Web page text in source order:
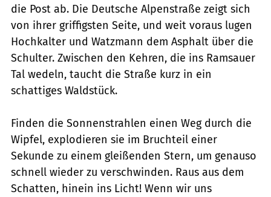
die Post ab. Die Deutsche Alpenstraße zeigt sich
von ihrer griffigsten Seite, und weit voraus lugen
Hochkalter und Watzmann dem Asphalt über die
Schulter. Zwischen den Kehren, die ins Ramsauer
Tal wedeln, taucht die Straße kurz in ein
schattiges Waldstück.
Finden die Sonnenstrahlen einen Weg durch die
Wipfel, explodieren sie im Bruchteil einer
Sekunde zu einem gleißenden Stern, um genauso
schnell wieder zu verschwinden. Raus aus dem
Schatten, hinein ins Licht! Wenn wir uns